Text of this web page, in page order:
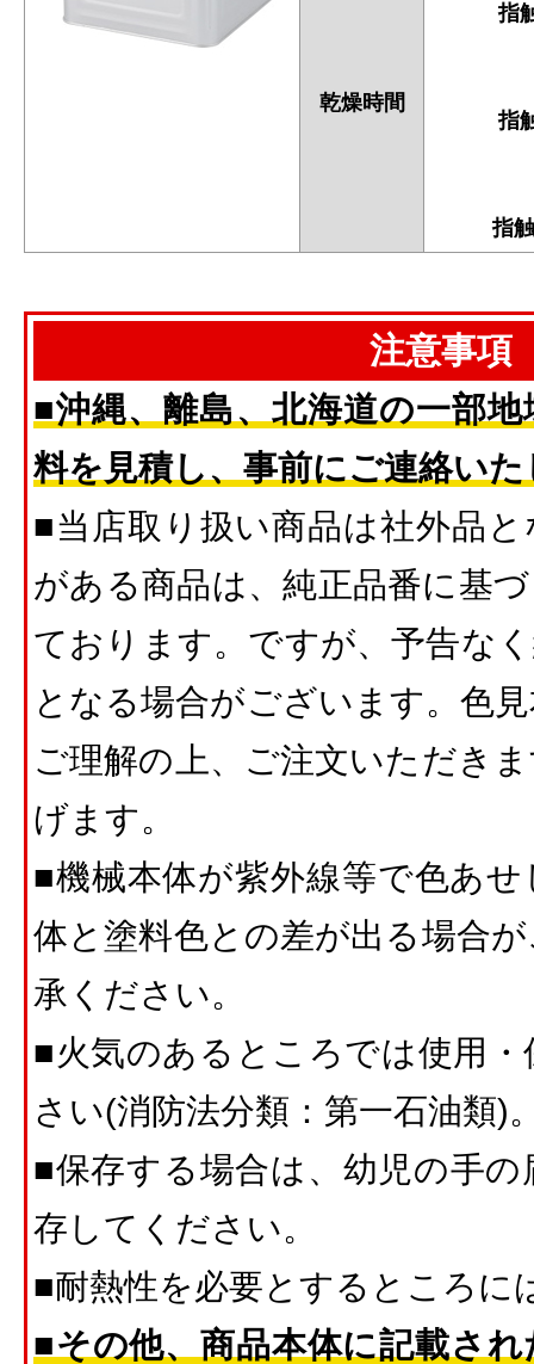
乾燥時間
指
指
指
注意事項
■沖縄、離島、北海道の一部
料を見積し、事前にご連絡い
■当店取り扱い商品は社外品
がある商品は、純正品番に基
ております。ですが、予告な
となる場合がございます。色
ご理解の上、ご注文いただき
げます。
■機械本体が紫外線等で色あ
体と塗料色との差が出る場合
承ください。
■火気のあるところでは使用
さい(消防法分類：第一石油類)
■保存する場合は、幼児の手
存してください。
■耐熱性を必要とするところに
■その他、商品本体に記載さ